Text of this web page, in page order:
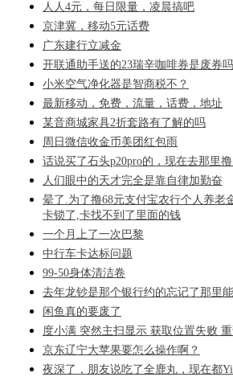
人人4元，每日限量，凌晨搞吧
京津冀，移动5元话费
广东建行立减金
开联通助手送的23瑞辛咖啡券是废券
小米空气净化器是智商税不？
最新移动，免费，流量，话费，地址
某音商城家具2折套路有了解的吗
周日微信收金币美团红包雨
话说买了石头p20pro的，现在去那里
人们眼中的天才完全是靠自律加勤奋
晕了.为了撸68元支付宝农行个人养老
卡锁了,卡找不到了里面的钱
一个月上了一次巴黎
中行车卡达标问题
99-50身体清洁卷
去年龙钞是那个银行约的忘记了那里能
闲鱼真的要废了
度小满 突然主扫显示 获取位置失败
京东辽宁大苹果要怎么操作啊？
夜深了，朋友说吃了全鹿丸，现在都